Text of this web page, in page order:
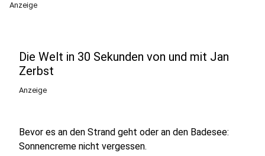
Anzeige
Die Welt in 30 Sekunden von und mit Jan
Zerbst
Anzeige
Bevor es an den Strand geht oder an den Badesee:
Sonnencreme nicht vergessen.